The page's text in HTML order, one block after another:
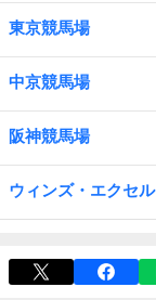
東京競馬場
中京競馬場
阪神競馬場
ウィンズ・エクセル